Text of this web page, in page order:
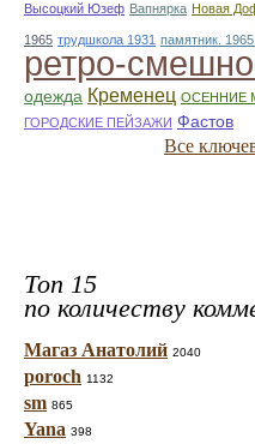
Высоцкий Юзеф Вапнярка Новая
1965 трудшкола 1931 памятник. 1965.
ретро-
одежда Кременец ОСЕННИЕ
ГОРОДСКИЕ ПЕЙЗАЖИ Фастов
Все
Топ 15
по количеству
Магаз Анатолий 2040
poroch 1132
sm 865
Yana 398